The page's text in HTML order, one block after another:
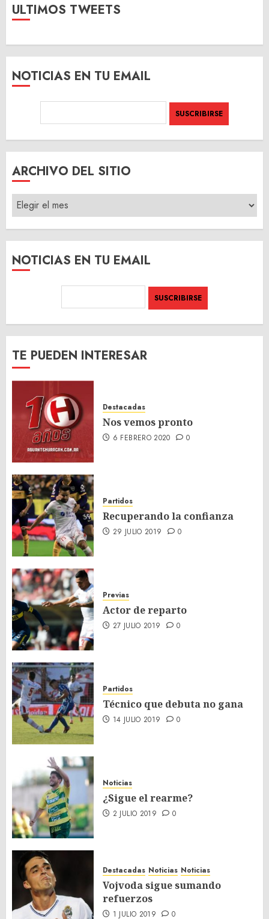
ULTIMOS TWEETS
NOTICIAS EN TU EMAIL
ARCHIVO DEL SITIO
ARCHIVO
DEL
SITIO
NOTICIAS EN TU EMAIL
TE PUEDEN INTERESAR
Destacadas
Nos vemos pronto
6 FEBRERO 2020 0
Partidos
Recuperando la confianza
29 JULIO 2019 0
Previas
Actor de reparto
27 JULIO 2019 0
Partidos
Técnico que debuta no gana
14 JULIO 2019 0
Noticias
¿Sigue el rearme?
2 JULIO 2019 0
Destacadas Noticias Noticias
Vojvoda sigue sumando
refuerzos
1 JULIO 2019 0